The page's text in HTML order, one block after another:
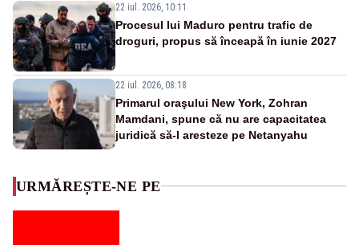
22 iul. 2026, 10:11
Procesul lui Maduro pentru trafic de
droguri, propus să înceapă în iunie 2027
22 iul. 2026, 08:18
Primarul oraşului New York, Zohran
Mamdani, spune că nu are capacitatea
juridică să-l aresteze pe Netanyahu
URMĂREȘTE-NE PE